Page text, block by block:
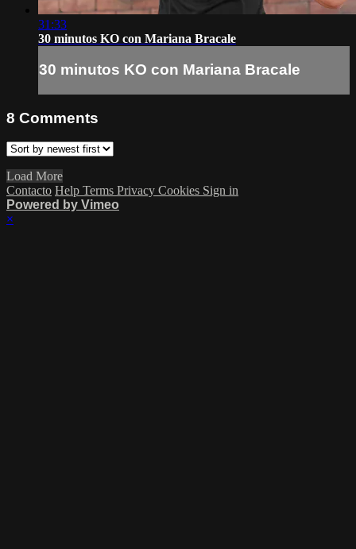
31:33
30 minutos KO con Mariana Bracale
30 minutos KO con Mariana Bracale
8 Comments
Load More
Contacto Help Terms Privacy Cookies Sign in
Powered by Vimeo
×